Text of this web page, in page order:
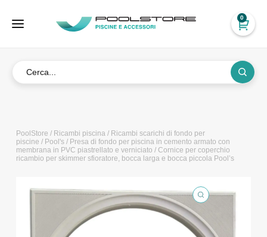
0
PoolStore / Ricambi piscina/ Ricambi scarichi di fondo per
piscine / Pool's/ Presa di fondo per piscina in cemento armato con
membrana in PVC piastrellato e verniciato / Cornice per coperchio
ricambio per skimmer sfioratore, bocca larga e bocca piccola Pool’s